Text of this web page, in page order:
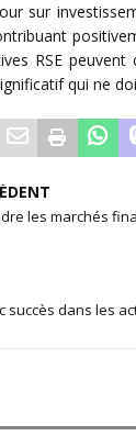
sur
RSE peuvent
qui ne
les marchés
succès dans les